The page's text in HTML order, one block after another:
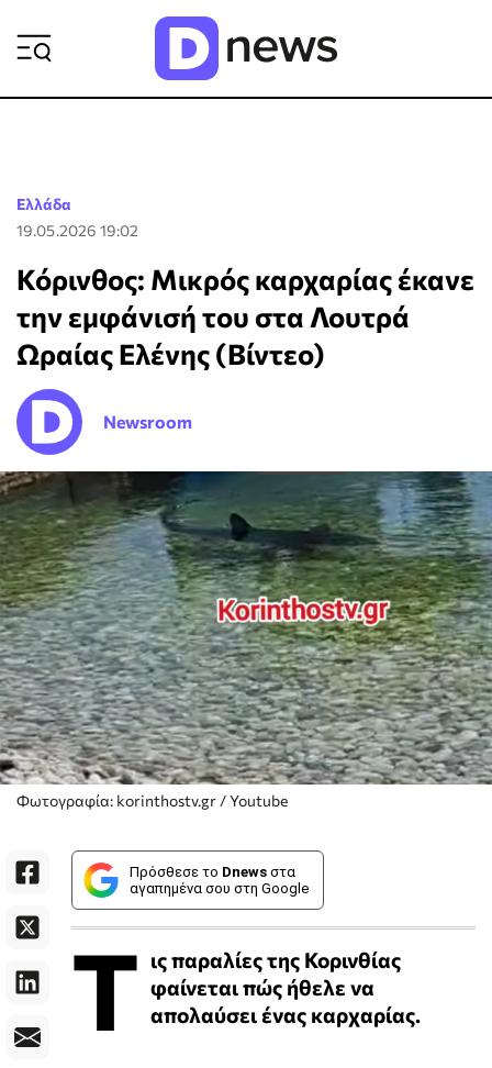
Ελλάδα
19.05.2026 19:02
Κόρινθος: Μικρός καρχαρίας έκανε
την εμφάνισή του στα Λουτρά
Ωραίας Ελένης (Βίντεο)
Newsroom
Φωτογραφία: korinthostv.gr / Youtube
Πρόσθεσε το Dnews στα
αγαπημένα σου στη Google
Τ ις παραλίες της Κορινθίας
φαίνεται πώς ήθελε να
απολαύσει ένας καρχαρίας.